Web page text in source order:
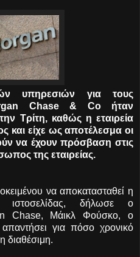
υπηρεσιών για τους
Chase & Co ήταν
Τρίτη, καθώς η εταιρεία
και είχε ως αποτέλεσμα οι
να έχουν πρόσβαση στις
της εταιρείας.
να αποκατασταθεί η
ιστοσελίδας, δήλωσε ο
Chase, Μάικλ Φούσκο, ο
για πόσο χρονικό
διαθέσιμη.